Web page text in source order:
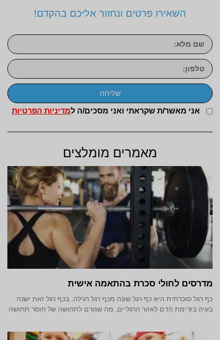
השאירו פרטים ונחזור אליכם בהקדם!
אני מאשר/ת שקראתי ואני מסכים/ה למדיניות הפרטיות
שליחה
מאמרים מומלצים
מדרסים לחולי סכרת בהתאמה אישית
כף רגל סוכרתית היא כף רגל שונה מכף רגל רגילה. בכף רגל זאת ישנה
בעיה בזרימת הדם לאזור הרגליים, מה שגורם לתחושה של חוסר תחושה